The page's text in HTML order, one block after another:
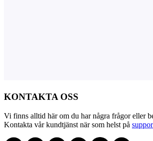
KONTAKTA OSS
Vi finns alltid här om du har några frågor eller
Kontakta vår kundtjänst när som helst på